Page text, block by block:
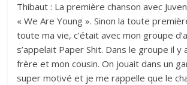
Thibaut : La première chanson avec
« We Are Young ». Sinon la toute
toute ma vie, c’était avec mon groupe
s’appelait Paper Shit. Dans le groupe il y
frère et mon cousin. On jouait dans un
super motivé et je me rappelle que le